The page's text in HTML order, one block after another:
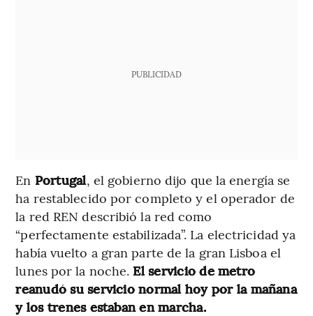
PUBLICIDAD
En Portugal, el gobierno dijo que la energía se
ha restablecido por completo y el operador de
la red REN describió la red como
“perfectamente estabilizada”. La electricidad ya
había vuelto a gran parte de la gran Lisboa el
lunes por la noche. El servicio de metro
reanudó su servicio normal hoy por la mañana
y los trenes estaban en marcha.